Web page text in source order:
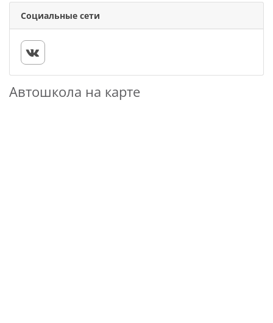
Социальные сети
Автошкола на карте